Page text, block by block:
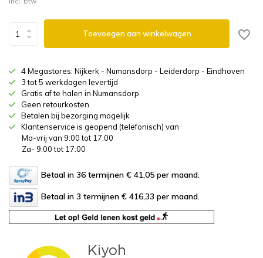
Toevoegen aan winkelwagen
4 Megastores: Nijkerk - Numansdorp - Leiderdorp - Eindhoven
3 tot 5 werkdagen levertijd
Gratis af te halen in Numansdorp
Geen retourkosten
Betalen bij bezorging mogelijk
Klantenservice is geopend (telefonisch) van
Ma-vrij van 9:00 tot 17:00
Za- 9:00 tot 17:00
Betaal in 36 termijnen € 41,05 per maand.
Betaal in 3 termijnen € 416,33 per maand.